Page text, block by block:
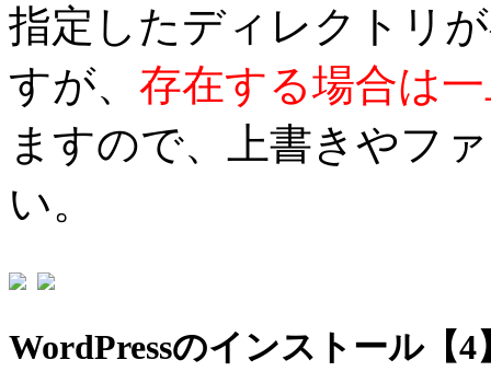
指定したディレクトリ
すが、 存在する場合は
ますので、上書きやフ
い。
WordPressのインストール【4